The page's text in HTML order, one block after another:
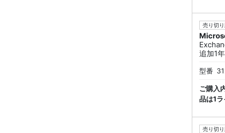
売り切
追加1
型番
ご購入
品は1
売り切